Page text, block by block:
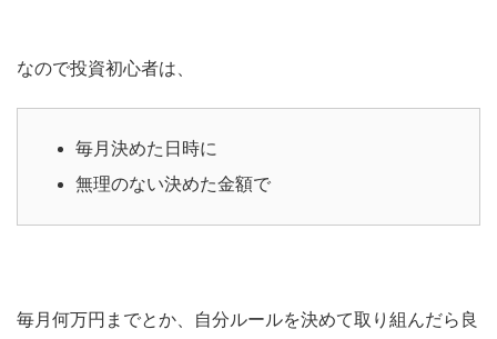
なので投資初心者は、
毎月決めた日時に
無理のない決めた金額で
毎月何万円までとか、自分ルールを決めて取り組んだら良